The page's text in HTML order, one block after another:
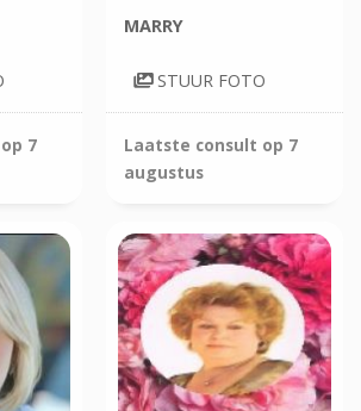
7
MARRY
STUUR FOTO
Laatste consult op 7
augustus